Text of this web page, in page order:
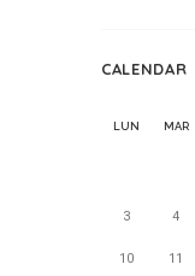
CALENDAR
LUN MAR
3 4
10 11